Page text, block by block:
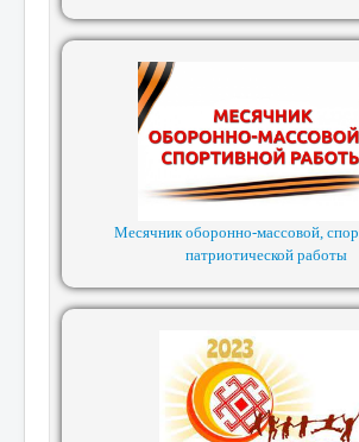
Месячник оборонно-массовой,
патриотической работы